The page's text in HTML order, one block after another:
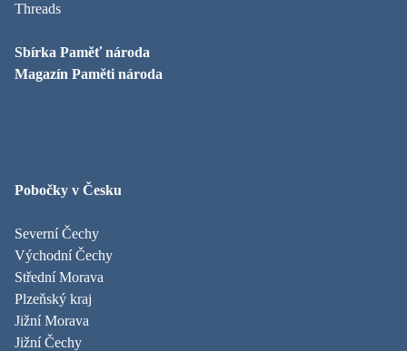
Threads
Sbírka Paměť národa
Magazín Paměti národa
Pobočky v Česku
Severní Čechy
Východní Čechy
Střední Morava
Plzeňský kraj
Jižní Morava
Jižní Čechy